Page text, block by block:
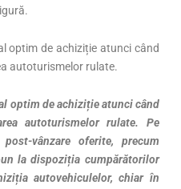
optim de achiziție atunci când
autoturismelor rulate.
optim de achiziție atunci când
autoturismelor rulate. Pe
vânzare oferite, precum
la dispoziția cumpărătorilor
autovehiculelor, chiar în